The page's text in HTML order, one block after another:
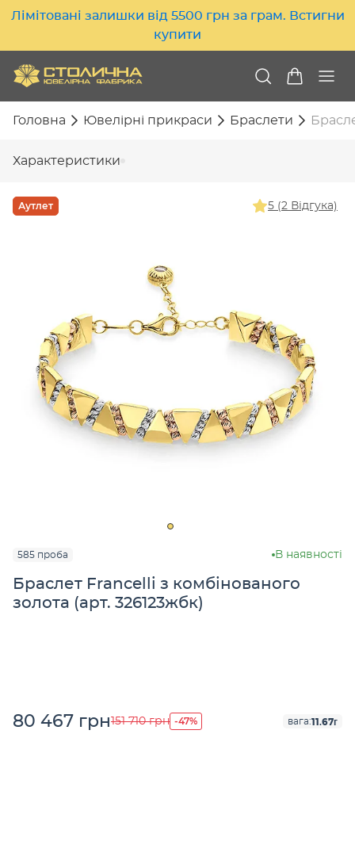
Лімітовані залишки від 5500 грн за грам. Встигни
купити
Головна Ювелірні прикраси Браслети
Характеристики
Аутлет 5 (2 Відгука)
585 проба В наявності
Браслет Francelli з комбінованого
золота (арт. 326123жбк)
80 467 грн151 710 грн -47% вага:11.67г